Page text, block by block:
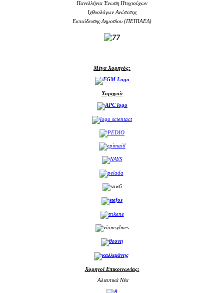
Πανελλήνια Ένωση Πτυχιούχων
Ιχθυολόγων Ανώτατης
Εκπαίδευσης Δημοσίου (ΠΕΠΙΑΕΔ)
Μέγα Χορηγός:
Χορηγοί:
Χορηγοί Επικοινωνίας:
Αλιευτικά Νέα